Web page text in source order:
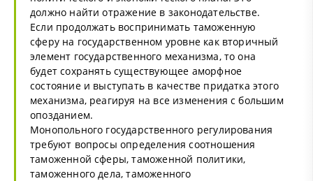
должно найти отражение в законодательстве.
Если продолжать воспринимать таможенную
сферу на государственном уровне как вторичный
элемент государственного механизма, то она
будет сохранять существующее аморфное
состояние и выступать в качестве придатка этого
механизма, реагируя на все изменения с большим
опозданием.
Монопольного государственного регулирования
требуют вопросы определения соотношения
таможенной сферы, таможенной политики,
таможенного дела, таможенного